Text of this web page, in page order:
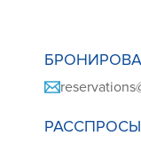
РАССПРОСЫ